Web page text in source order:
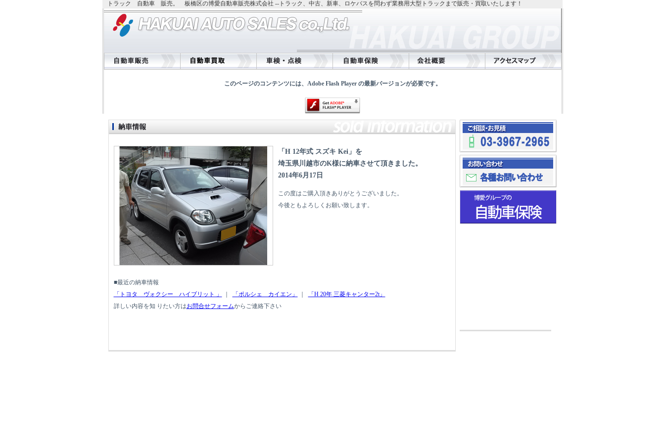
トラック 自動車 販売。 板橋区の博愛自動車販売株式会社 --トラック、中古、新車、ロケバスを問わず業務用大型トラックまで販売・買取いたします！
このページのコンテンツには、Adobe Flash Player の最新バージョンが必要です。
「H 12年式 スズキ Kei」を
埼玉県川越市のK様に納車させて頂きました。
2014年6月17日
この度はご購入頂きありがとうございました。
今後ともよろしくお願い致します。
■最近の納車情報
「トヨタ ヴォクシー ハイブリット 」
「ポルシェ カイエン」
「H 20年 三菱キャンター2t」
詳しい内容を知 りたい方はお問合せフォームからご連絡下さい